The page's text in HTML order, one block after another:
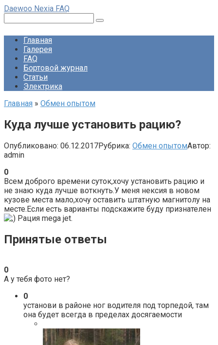
Перейти
контенту
Daewoo Nexia FAQ
Главная
Галерея
FAQ
Бортовой журнал
Статьи
Электрика
Главная » Обмен опытом
Куда лучше установить рацию?
Опубликовано: 06.12.2017Рубрика: Обмен опытомАвтор:
admin
0
Всем доброго времени суток,хочу установить рацию и
не знаю куда лучше воткнуть.У меня нексия в новом
кузове места мало,хочу оставить штатную магнитолу на
месте.Если есть варианты подскажите буду признателен
Рация mega jet.
Принятые ответы
0
А у тебя фото нет?
0
установи в районе ног водителя под торпедой, там
она будет всегда в пределах досягаемости